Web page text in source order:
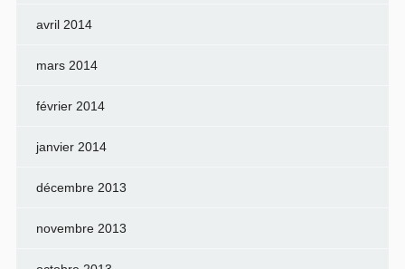
avril 2014
mars 2014
février 2014
janvier 2014
décembre 2013
novembre 2013